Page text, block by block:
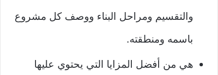
والتقسيم ومراحل البناء ووصف كل مشروع
باسمه ومنطقته.
هي من أفضل المزايا التي يحتوي عليها